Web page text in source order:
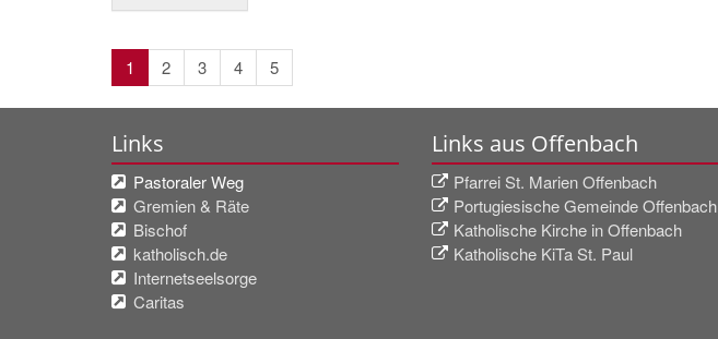
1 2 3 4 5
Links
Pastoraler Weg
Gremien & Räte
Bischof
katholisch.de
Internetseelsorge
Caritas
Links aus Offenbach
Pfarrei St. Marien Offenbach
Portugiesische Gemeinde Offenbach
Katholische Kirche in Offenbach
Katholische KiTa St. Paul